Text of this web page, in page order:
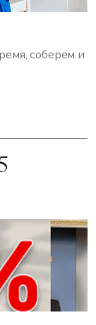
соберем и